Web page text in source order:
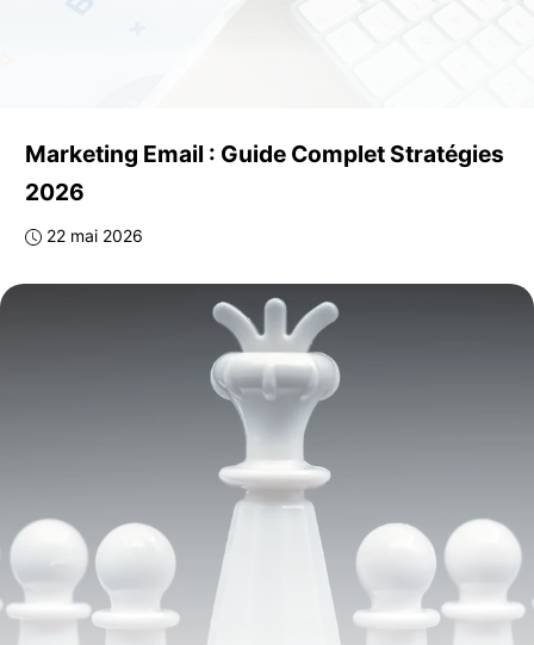
Marketing Email : Guide Complet Stratégies
2026
22 mai 2026